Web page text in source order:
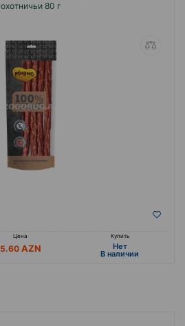
охотничьи 80 г
Цена
Купить
5.60 Hет
B наличии